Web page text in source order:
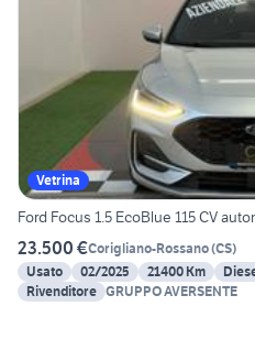
Vetrina
Ford Focus 1.5 EcoBlue 115 CV
23.500 €Corigliano-Rossano(CS)
Usato
02/2025 21400 Km
Rivenditore GRUPPO AVERSENTE